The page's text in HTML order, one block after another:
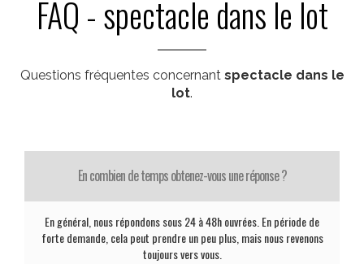
FAQ - spectacle dans le lot
Questions fréquentes concernant spectacle dans le
lot.
En combien de temps obtenez-vous une réponse ?
En général, nous répondons sous 24 à 48h ouvrées. En période de
forte demande, cela peut prendre un peu plus, mais nous revenons
toujours vers vous.